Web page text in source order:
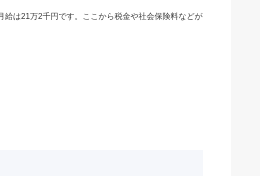
給は21万2千円です。ここから税金や社会保険料などが